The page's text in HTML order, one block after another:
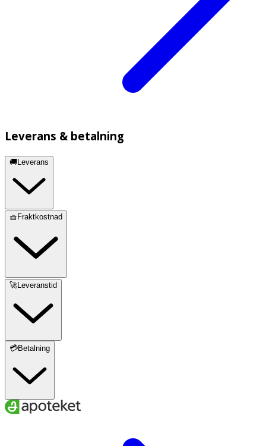
Leverans & betalning
🚚Leverans
🧺Fraktkostnad
🚀Leveranstid
💳Betalning